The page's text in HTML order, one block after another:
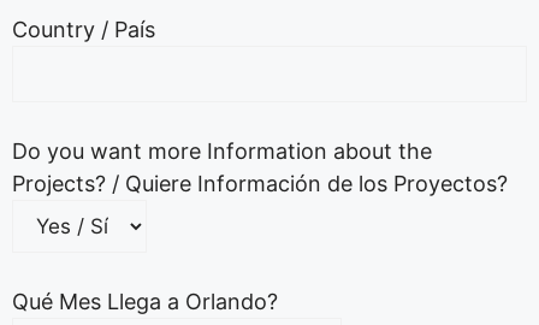
Country / País
Do you want more Information about the
Projects? / Quiere Información de los Proyectos?
Qué Mes Llega a Orlando?